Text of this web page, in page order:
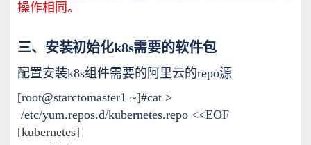
操作相同。
三、安装初始化k8s需要的软件包
配置安装k8s组件需要的阿里云的repo源
[root@starctomaster1 ~]#cat >
/etc/yum.repos.d/kubernetes.repo <<EOF
[kubernetes]